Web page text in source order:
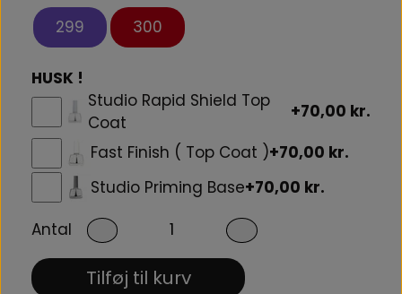
299 300
HUSK !
Studio Rapid Shield Top
Coat
+70,00 kr.
Fast Finish ( Top Coat )+70,00 kr.
Studio Priming Base+70,00 kr.
Antal
Tilføj til kurv